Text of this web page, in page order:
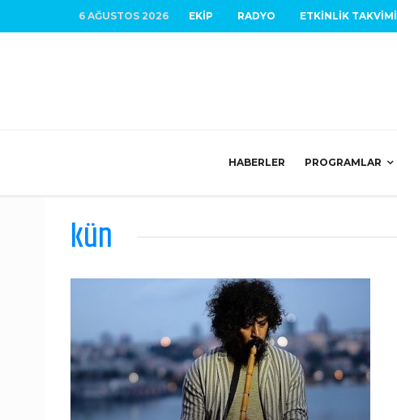
6 AĞUSTOS 2026 EKIP RADYO ETKINLIK TAKVIMI
HABERLER PROGRAMLAR
kün